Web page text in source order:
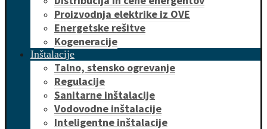
Proizvodnja elektrike iz OVE
Energetske rešitve
Kogeneracije
Inštalacije
Talno, stensko ogrevanje
Regulacije
Sanitarne inštalacije
Vodovodne inštalacije
Inteligentne inštalacije